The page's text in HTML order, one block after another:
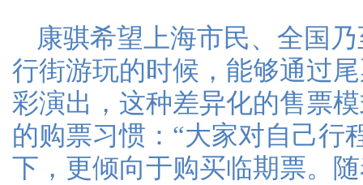
康骐希望上海市民、全国
行街游玩的时候，能够通过
彩演出，这种差异化的售票
的购票习惯：“大家对自己行
下，更倾向于购买临期票。